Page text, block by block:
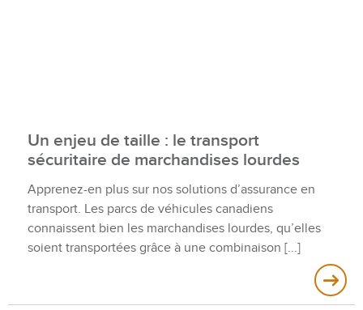
Un enjeu de taille : le transport
sécuritaire de marchandises lourdes
Apprenez-en plus sur nos solutions d’assurance en
transport. Les parcs de véhicules canadiens
connaissent bien les marchandises lourdes, qu’elles
soient transportées grâce à une combinaison